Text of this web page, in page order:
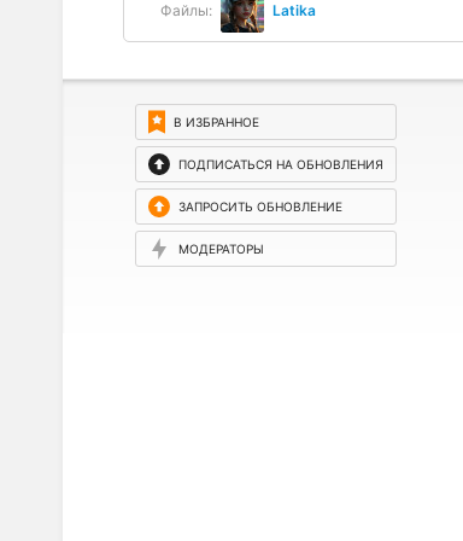
Файлы: Latika
В ИЗБРАННОЕ
ПОДПИСАТЬСЯ НА ОБНОВЛЕНИЯ
ЗАПРОСИТЬ ОБНОВЛЕНИЕ
МОДЕРАТОРЫ